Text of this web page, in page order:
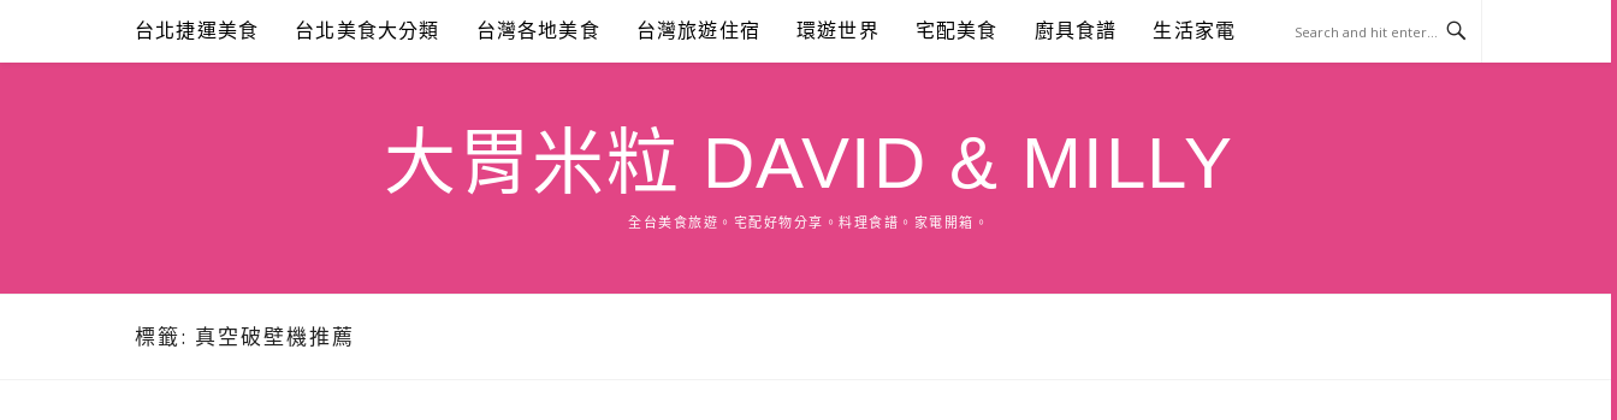
content
台北捷運美食 台北美食大分類 台灣各地美食 台灣旅遊住宿 環遊世界 宅配美食 廚具食譜 生活家電
大胃米粒 DAVID & MILLY
全台美食旅遊。宅配好物分享。料理食譜。家電開箱。
標籤: 真空破壁機推薦